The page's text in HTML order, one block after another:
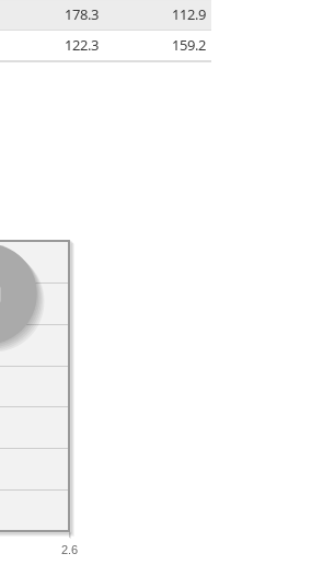
178.3
112.9
122.3 159.2
2.6